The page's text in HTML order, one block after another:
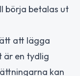
börja betalas ut
att lägga
är en tydlig
kan